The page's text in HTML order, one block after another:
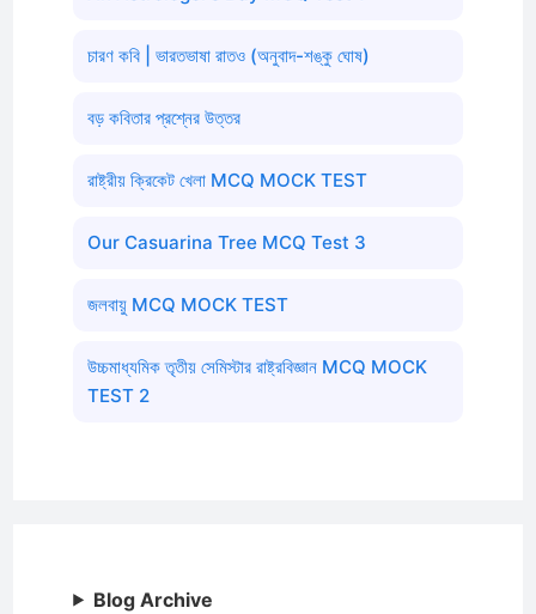
চারণ কবি | ভারতভাষা রাতও (অনুবাদ-শঙ্কু ঘোষ)
বড় কবিতার প্রশ্নের উত্তর
রাষ্ট্রীয় ক্রিকেট খেলা MCQ MOCK TEST
Our Casuarina Tree MCQ Test 3
জলবায়ু MCQ MOCK TEST
উচ্চমাধ্যমিক তৃতীয় সেমিস্টার রাষ্ট্রবিজ্ঞান MCQ MOCK
TEST 2
Blog Archive